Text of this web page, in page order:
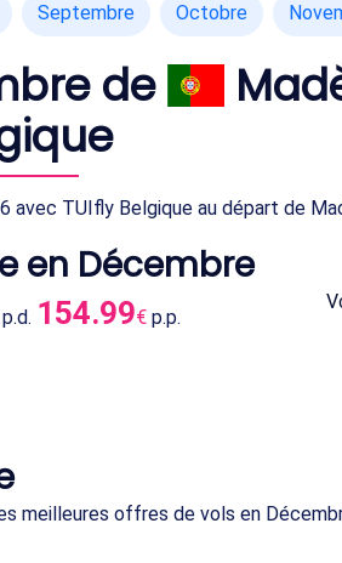
Septembre Octobre
de
TUIfly Belgique au départ de
en Décembre
154.99€ p.p.
meilleures offres de vols en